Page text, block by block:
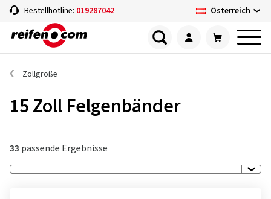
Bestellhotline: 019287042 Österreich
Zollgröße
15 Zoll Felgenbänder
33 passende Ergebnisse